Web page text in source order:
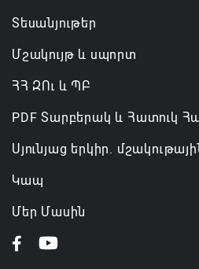
Տեսանյութեր
Մշակույթ և սպորտ
ՀՀ ԶՈւ և ՊԲ
PDF Տարբերակ և Հատուկ
Սյունյաց երկիր.
Կապ
Մեր Մասին